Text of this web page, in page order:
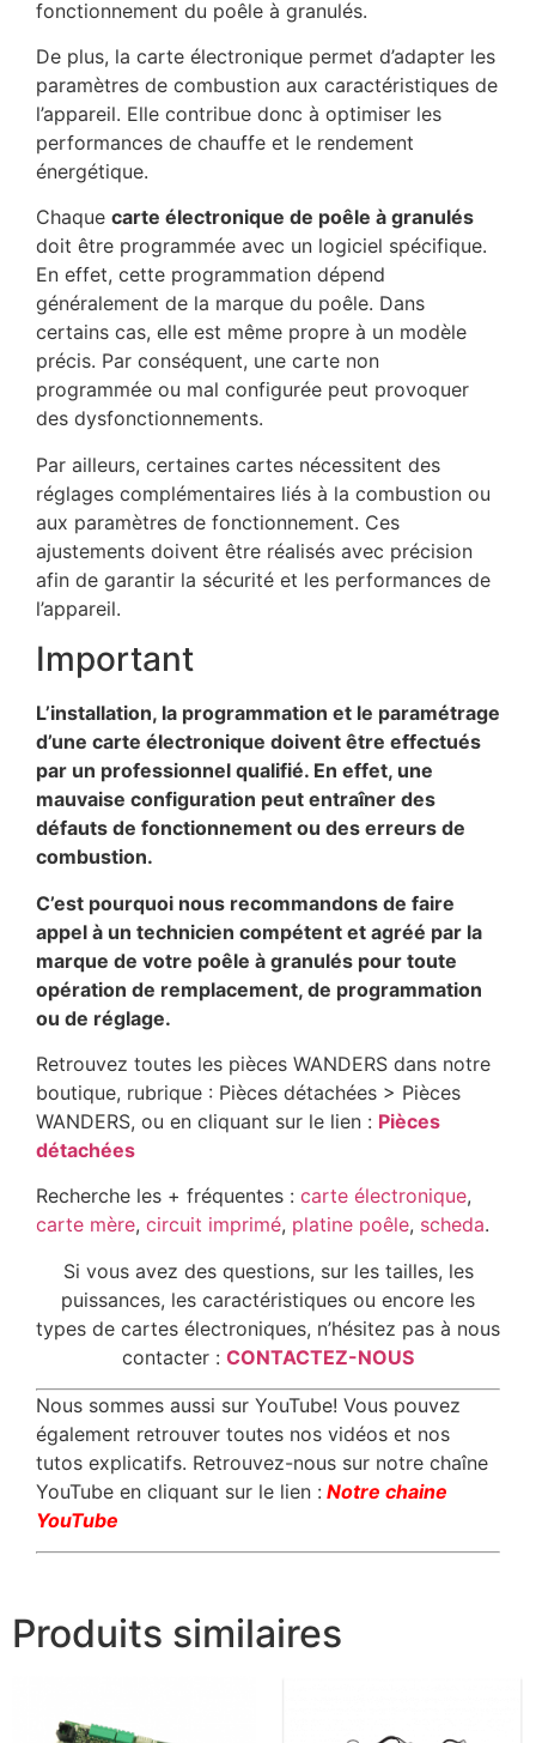
fonctionnement du poêle à granulés.
De plus, la carte électronique permet d’adapter les
paramètres de combustion aux caractéristiques de
l’appareil. Elle contribue donc à optimiser les
performances de chauffe et le rendement
énergétique.
Chaque carte électronique de poêle à granulés
doit être programmée avec un logiciel spécifique.
En effet, cette programmation dépend
généralement de la marque du poêle. Dans
certains cas, elle est même propre à un modèle
précis. Par conséquent, une carte non
programmée ou mal configurée peut provoquer
des dysfonctionnements.
Par ailleurs, certaines cartes nécessitent des
réglages complémentaires liés à la combustion ou
aux paramètres de fonctionnement. Ces
ajustements doivent être réalisés avec précision
afin de garantir la sécurité et les performances de
l’appareil.
Important
L’installation, la programmation et le paramétrage
d’une carte électronique doivent être effectués
par un professionnel qualifié. En effet, une
mauvaise configuration peut entraîner des
défauts de fonctionnement ou des erreurs de
combustion.
C’est pourquoi nous recommandons de faire
appel à un technicien compétent et agréé par la
marque de votre poêle à granulés pour toute
opération de remplacement, de programmation
ou de réglage.
Retrouvez toutes les pièces WANDERS dans notre
boutique, rubrique : Pièces détachées > Pièces
WANDERS, ou en cliquant sur le lien : Pièces
détachées
Recherche les + fréquentes : carte électronique,
carte mère, circuit imprimé, platine poêle, scheda.
Si vous avez des questions, sur les tailles, les
puissances, les caractéristiques ou encore les
types de cartes électroniques, n’hésitez pas à nous
contacter : CONTACTEZ-NOUS
Nous sommes aussi sur YouTube! Vous pouvez
également retrouver toutes nos vidéos et nos
tutos explicatifs. Retrouvez-nous sur notre chaîne
YouTube en cliquant sur le lien : Notre chaine
YouTube
Produits similaires